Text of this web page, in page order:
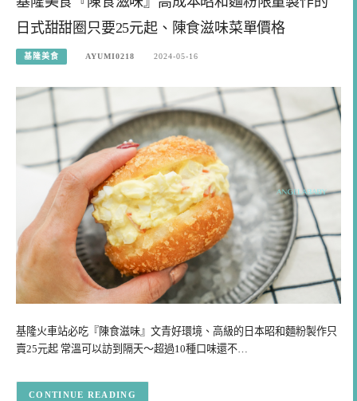
日式甜甜圈只要25元起、陳食滋味菜單價格
基隆美食 AYUMI0218 2024-05-16
基隆火車站必吃『陳食滋味』文青好環境、高級的日本昭和麵粉製作只
賣25元起 常溫可以訪到隔天～超過10種口味還不…
CONTINUE READING